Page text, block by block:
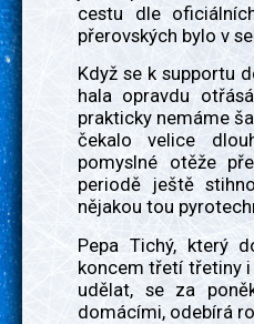
cestu dle
přerovských bylo v
Když se k supportu
hala opravdu
prakticky nemáme
čekalo velice
pomyslné otěže
periodě ještě
nějakou tou
Pepa Tichý, který
koncem třetí třetiny
udělat, se za
domácími, odebírá